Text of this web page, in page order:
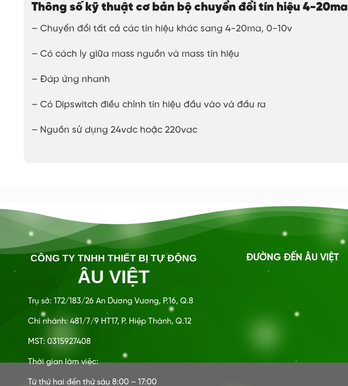
Thông số kỹ thuật cơ bản bộ chuyển đổi tín hiệu 4-20ma
– Chuyển đổi tất cả các tín hiệu khác sang 4-20ma, 0-10v
– Có cách ly giữa mass nguồn và mass tín hiệu
– Đáp ứng nhanh
– Có Dipswitch điều chỉnh tín hiệu đầu vào và đầu ra
– Nguồn sử dụng 24vdc hoặc 220vac
CÔNG TY TNHH THIẾT BỊ TỰ ĐỘNG
ÂU VIỆT
Trụ sở: 172/183/26 An Dương Vương, P.16, Q.8
Chi nhánh: 481/7/9 HT17, P. Hiệp Thành, Q.12
MST: 0315927408
Thời gian làm việc:
Từ thứ hai đến thứ sáu 8:00 – 17:00
ĐƯỜNG ĐẾN ÂU VIỆT